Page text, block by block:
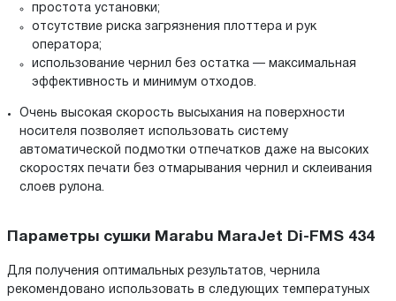
простота установки;
отсутствие риска загрязнения плоттера и рук
оператора;
использование чернил без остатка — максимальная
эффективность и минимум отходов.
Очень высокая скорость высыхания на поверхности
носителя позволяет использовать систему
автоматической подмотки отпечатков даже на высоких
скоростях печати без отмарывания чернил и склеивания
слоев рулона.
Параметры сушки Marabu MaraJet Di-FMS 434
Для получения оптимальных результатов, чернила
рекомендовано использовать в следующих температуных